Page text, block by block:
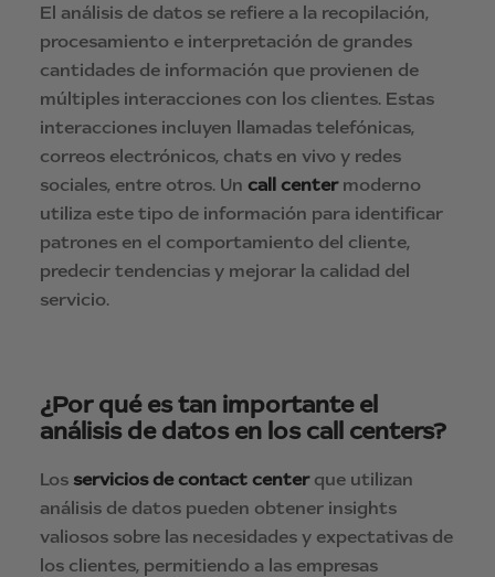
El análisis de datos se refiere a la recopilación,
procesamiento e interpretación de grandes
cantidades de información que provienen de
múltiples interacciones con los clientes. Estas
interacciones incluyen llamadas telefónicas,
correos electrónicos, chats en vivo y redes
sociales, entre otros. Un call centermoderno
utiliza este tipo de información para identificar
patrones en el comportamiento del cliente,
predecir tendencias y mejorar la calidad del
servicio.
¿Por qué es tan importante el
análisis de datos en los call centers?
Los servicios de contact centerque utilizan
análisis de datos pueden obtener insights
valiosos sobre las necesidades y expectativas de
los clientes, permitiendo a las empresas